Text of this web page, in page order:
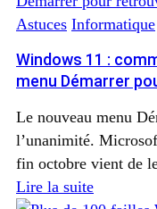
Astuces Informatique
Windows 11 :
menu Démarrer
Le nouveau menu
l’unanimité.
fin octobre vient de
Lire la suite